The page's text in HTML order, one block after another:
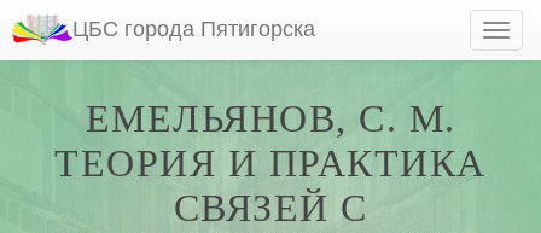
ЦБС города Пятигорска
ЕМЕЛЬЯНОВ, С. М.
ТЕОРИЯ И ПРАКТИКА
СВЯЗЕЙ С